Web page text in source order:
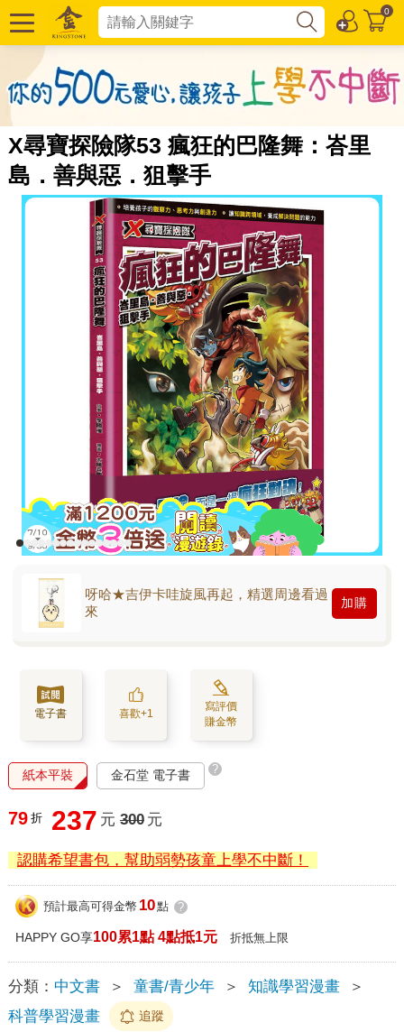
0
X尋寶探險隊53 瘋狂的巴隆舞：峇里
島．善與惡．狙擊手
呀哈★吉伊卡哇旋風再起，精選周邊看過
來
加購
電子書 喜歡+1
寫評價
賺金幣
紙本平裝 金石堂 電子書 ?
79 折 237 元 300 元
認購希望書包，幫助弱勢孩童上學不中斷！
預計最高可得金幣 10點 ?
HAPPY GO享100累1點 4點抵1元 折抵無上限
分類： 中文書 ＞ 童書/青少年 ＞ 知識學習漫畫
＞
科普學習漫畫
追蹤